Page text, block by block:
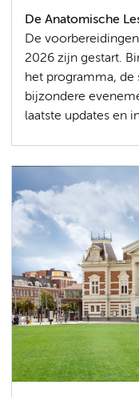
De Anatomische
De
2026 zijn gestart.
het programma, de
bijzondere
laatste updates en